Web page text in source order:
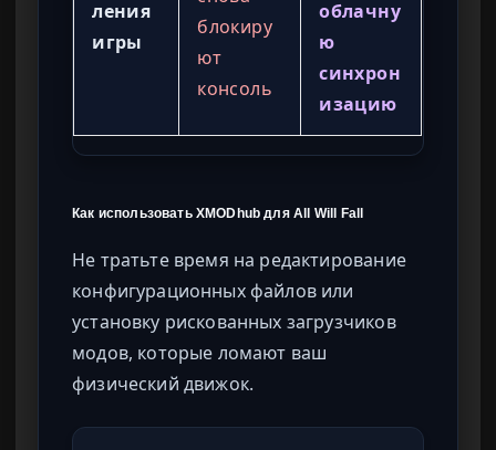
ления
игры
блокиру
ют
консоль
облачну
ю
синхрон
изацию
Как использовать XMODhub для All Will Fall
Не тратьте время на редактирование
конфигурационных файлов или
установку рискованных загрузчиков
модов, которые ломают ваш
физический движок.